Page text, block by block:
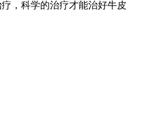
，科学的治疗才能治好牛皮